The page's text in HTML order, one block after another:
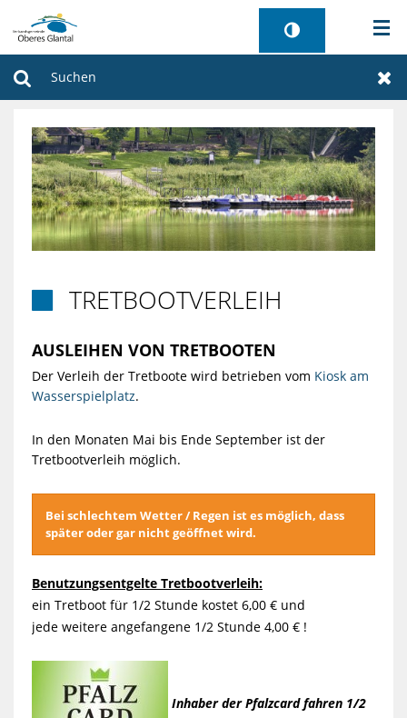
AKTUELLES
BÜRGERSERVICE
WIRTSCHAFT
VERWALTUNG
TOURISMUS
SANIERUNG FREIBAD
Suchen
TRETBOOTVERLEIH
AUSLEIHEN VON TRETBOOTEN
Der Verleih der Tretboote wird betrieben vom Kiosk am
Wasserspielplatz.
In den Monaten Mai bis Ende September ist der
Tretbootverleih möglich.
Bei schlechtem Wetter / Regen ist es möglich, dass
später oder gar nicht geöffnet wird.
Benutzungsentgelte Tretbootverleih:
ein Tretboot für 1/2 Stunde kostet 6,00 € und
jede weitere angefangene 1/2 Stunde 4,00 € !
Inhaber der Pfalzcard fahren 1/2